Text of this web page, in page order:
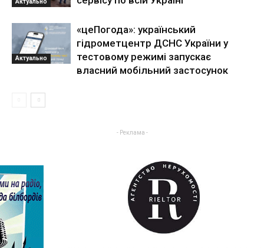
Актуально
«цеПогода»: український
гідрометцентр ДСНС України у
тестовому режимі запускає
власний мобільний застосунок
- Реклама -